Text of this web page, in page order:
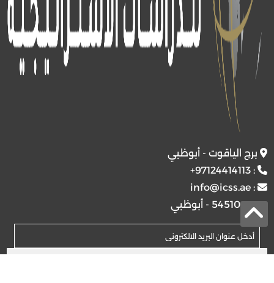
برج الياقوت - أبوظبي
:
+97124414113
:
info@icss.ae
ص.ب54510 - أبوظبي